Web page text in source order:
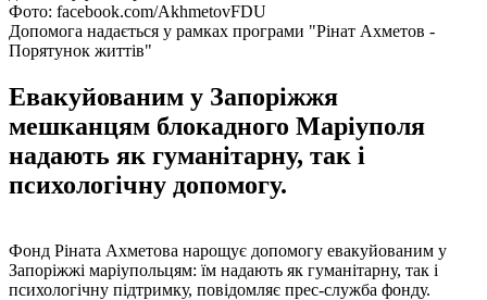
Фото: facebook.com/AkhmetovFDU
Допомога надається у рамках програми "Рінат Ахметов -
Порятунок життів"
Евакуйованим у Запоріжжя
мешканцям блокадного Маріуполя
надають як гуманітарну, так і
психологічну допомогу.
Фонд Ріната Ахметова нарощує допомогу евакуйованим у
Запоріжжі маріупольцям: їм надають як гуманітарну, так і
психологічну підтримку, повідомляє прес-служба фонду.